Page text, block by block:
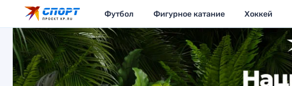
Футбол Фигурное катание Хоккей